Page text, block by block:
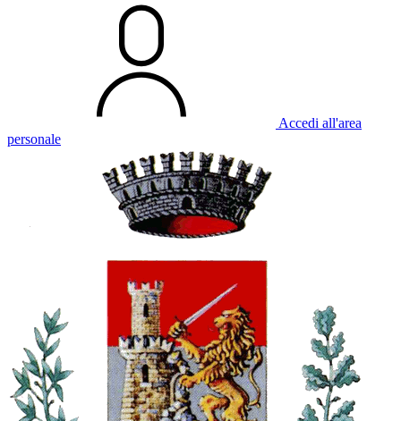
Accedi all'area
personale